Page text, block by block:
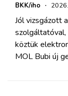
BKK/iho ·
Jól vizsgázott
szolgáltatóval,
köztük
MOL Bubi új